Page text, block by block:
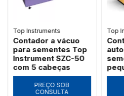
Top Instruments
Contador a vácuo
para sementes Top
Instrument SZC-50
com 5 cabeças
PREÇO SOB
CONSULTA
Top